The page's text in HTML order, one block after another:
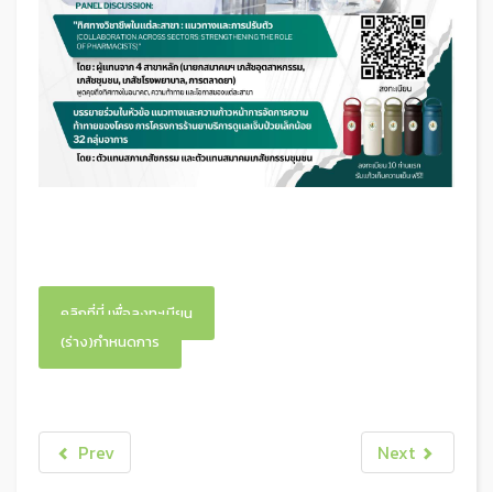
คลิกที่นี่ เพื่อลงทะเบียน
(ร่าง)กำหนดการ
Prev Next